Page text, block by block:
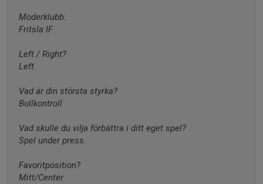
Moderklubb:
Fritsla IF
Left / Right?
Left
Vad är din största styrka?
Bollkontroll
Vad skulle du vilja förbättra i ditt eget spel?
Spel under press.
Favoritposition?
Mitt/Center